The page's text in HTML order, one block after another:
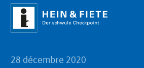
Aller
contenu
principal
28 décembre 2020